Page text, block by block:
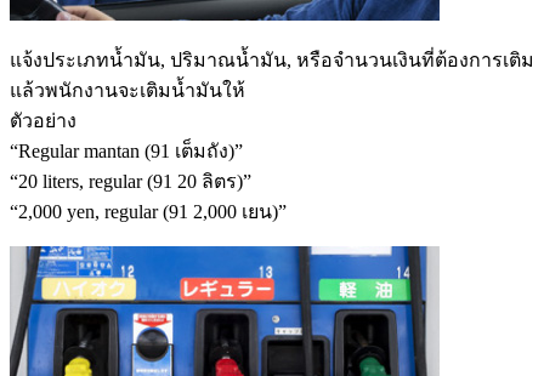
แจ้งประเภทน้ำมัน, ปริมาณน้ำมัน, หรือจำนวนเงินที่ต้องการเติม
แล้วพนักงานจะเติมน้ำมันให้
ตัวอย่าง
“Regular mantan (91 เต็มถัง)”
“20 liters, regular (91 20 ลิตร)”
“2,000 yen, regular (91 2,000 เยน)”